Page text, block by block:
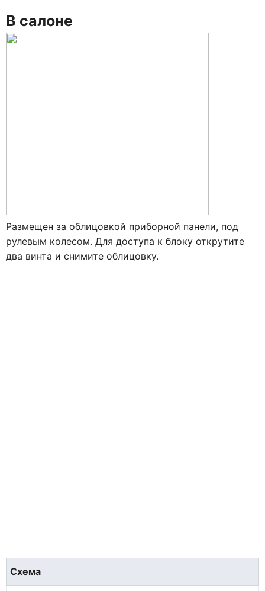
В салоне
Размещен за облицовкой приборной панели, под
рулевым колесом. Для доступа к блоку открутите
два винта и снимите облицовку.
Схема